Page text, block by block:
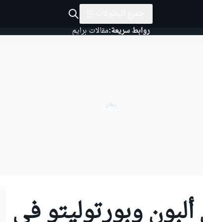
روابط سريعة:مقالات برايم
وبورتوليتو في